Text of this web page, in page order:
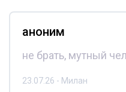
аноним
не брать, мутный чел
23.07.26 - Милан